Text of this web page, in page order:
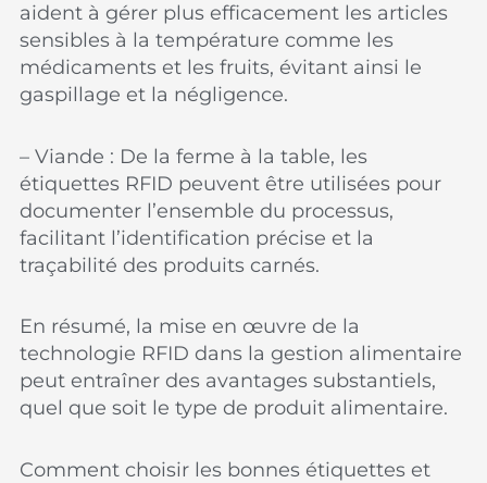
aident à gérer plus efficacement les articles
sensibles à la température comme les
médicaments et les fruits, évitant ainsi le
gaspillage et la négligence.
– Viande : De la ferme à la table, les
étiquettes RFID peuvent être utilisées pour
documenter l’ensemble du processus,
facilitant l’identification précise et la
traçabilité des produits carnés.
En résumé, la mise en œuvre de la
technologie RFID dans la gestion alimentaire
peut entraîner des avantages substantiels,
quel que soit le type de produit alimentaire.
Comment choisir les bonnes étiquettes et